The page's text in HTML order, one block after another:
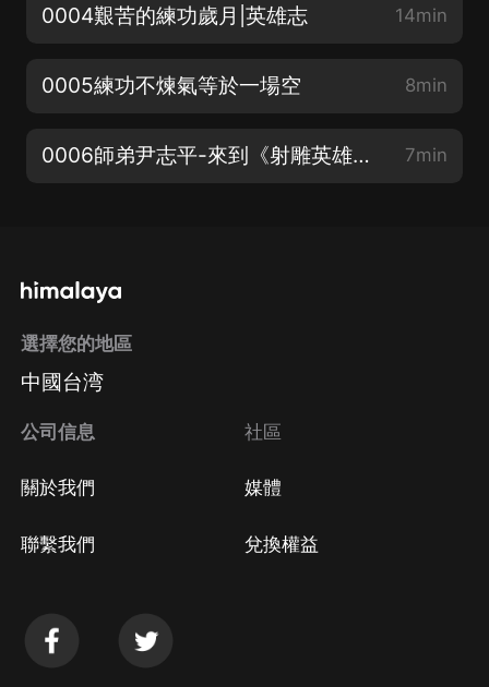
0004艱苦的練功歲月|英雄志 14min
0005練功不煉氣等於一場空 8min
0006師弟尹志平-來到《射雕英雄傳》 7min
選擇您的地區
中國台湾
公司信息
關於我們
聯繫我們
社區
媒體
兌換權益